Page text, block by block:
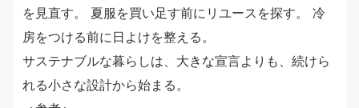
を見直す。 夏服を買い足す前にリユースを探す。 冷
房をつける前に日よけを整える。
サステナブルな暮らしは、大きな宣言よりも、続けら
れる小さな設計から始まる。